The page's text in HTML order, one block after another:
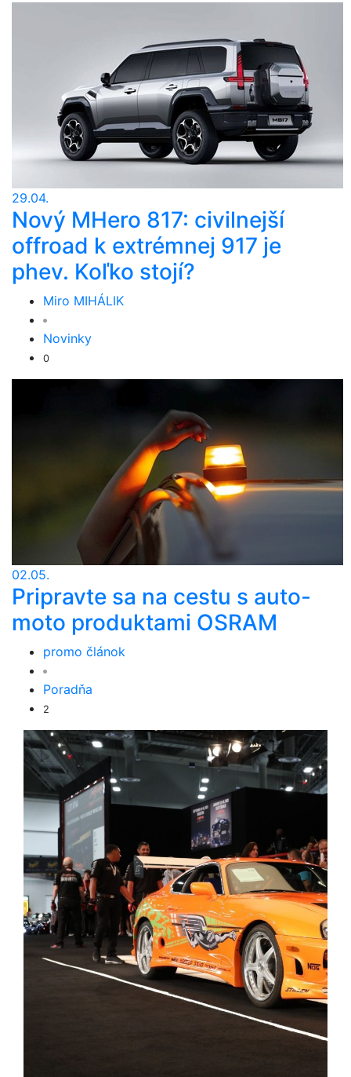
29.04.
Nový MHero 817: civilnejší
offroad k extrémnej 917 je
phev. Koľko stojí?
Miro MIHÁLIK
Novinky
0
02.05.
Pripravte sa na cestu s auto-
moto produktami OSRAM
promo článok
Poradňa
2